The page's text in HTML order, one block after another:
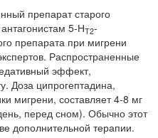
препа­рат старого
5-НТ2-
препарата при мигрени
Распространен­ные
эффект,
Доза ципрогептадина,
мигрени, составляет 4-8 мг
перед сном). Обычно этот
допол­нительной терапии.